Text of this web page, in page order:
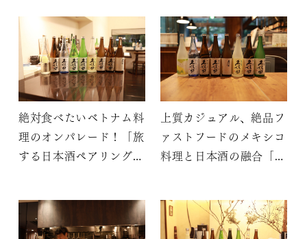
日本酒
絶対食べたいベトナム料
理のオンパレード！「旅
する日本酒ペアリング～
上質カジュアル、絶品フ
ァストフードのメキシコ
料理と日本酒の融合「旅